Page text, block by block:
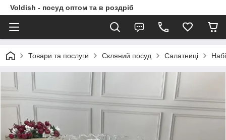
Voldish - посуд оптом та в роздріб
Товари та послуги Скляний посуд Салатниці